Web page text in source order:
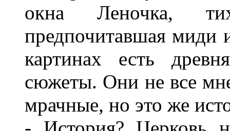
окна Леночка,
предпочитавшая миди
картинах есть
сюжеты. Они не все
мрачные, но это же